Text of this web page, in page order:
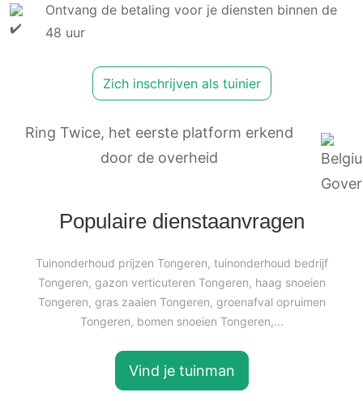
Ontvang de betaling voor je diensten binnen de
48 uur
Zich inschrijven als tuinier
Ring Twice, het eerste platform erkend
door de overheid
Populaire dienstaanvragen
Tuinonderhoud prijzen Tongeren, tuinonderhoud bedrijf
Tongeren, gazon verticuteren Tongeren, haag snoeien
Tongeren, gras zaaien Tongeren, groenafval opruimen
Tongeren, bomen snoeien Tongeren,...
Vind je tuinman